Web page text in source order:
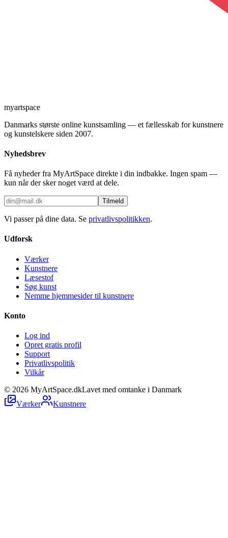
myartspace
Danmarks største online kunstsamling — et fællesskab for kunstnere
og kunstelskere siden 2007.
Nyhedsbrev
Få nyheder fra MyArtSpace direkte i din indbakke. Ingen spam —
kun når der sker noget værd at dele.
Tilmeld
Vi passer på dine data. Se privatlivspolitikken.
Udforsk
Værker
Kunstnere
Læsestof
Søg kunst
Nemme hjemmesider til kunstnere
Konto
Log ind
Opret gratis profil
Support
Privatlivspolitik
Vilkår
© 2026 MyArtSpace.dkLavet med omtanke i Danmark
Værker
Kunstnere